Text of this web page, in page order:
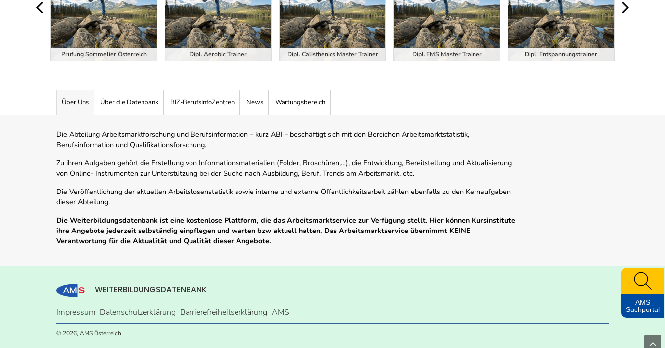
Prüfung Sommelier Österreich Dipl. Aerobic Trainer Dipl. Calisthenics Master Trainer Dipl. EMS Master Trainer Dipl. Entspannungstrainer
Über Uns Über die Datenbank BIZ-BerufsInfoZentren News Wartungsbereich
Die Abteilung Arbeitsmarktforschung und Berufsinformation – kurz ABI – beschäftigt sich mit den Bereichen Arbeitsmarktstatistik,
Berufsinformation und Qualifikationsforschung.
Zu ihren Aufgaben gehört die Erstellung von Informationsmaterialien (Folder, Broschüren,…), die Entwicklung, Bereitstellung und Aktualisierung
von Online- Instrumenten zur Unterstützung bei der Suche nach Ausbildung, Beruf, Trends am Arbeitsmarkt, etc.
Die Veröffentlichung der aktuellen Arbeitslosenstatistik sowie interne und externe Öffentlichkeitsarbeit zählen ebenfalls zu den Kernaufgaben
dieser Abteilung.
Die Weiterbildungsdatenbank ist eine kostenlose Plattform, die das Arbeitsmarktservice zur Verfügung stellt. Hier können Kursinstitute
ihre Angebote jederzeit selbständig einpflegen und warten bzw aktuell halten. Das Arbeitsmarktservice übernimmt KEINE
Verantwortung für die Aktualität und Qualität dieser Angebote.
WEITERBILDUNGSDATENBANK
Impressum Datenschutzerklärung Barrierefreiheitserklärung AMS
© 2026, AMS Österreich
AMS
Suchportal